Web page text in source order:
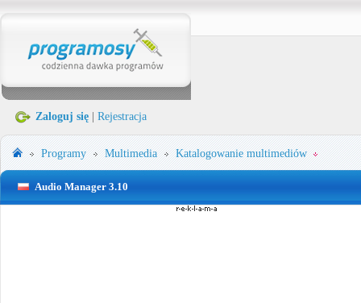
Zaloguj się Rejestracja
Programy Multimedia Katalogowanie multimediów
Audio Manager 3.10